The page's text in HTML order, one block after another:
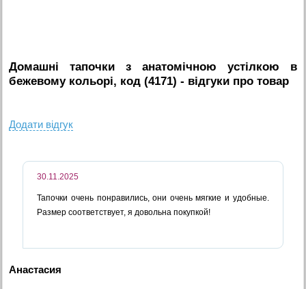
Домашні тапочки з анатомічною устілкою в
бежевому кольорі, код (4171) - вiдгуки про товар
Додати вiдгук
30.11.2025
Тапочки очень понравились, они очень мягкие и удобные.
Размер соответствует, я довольна покупкой!
Анастасия